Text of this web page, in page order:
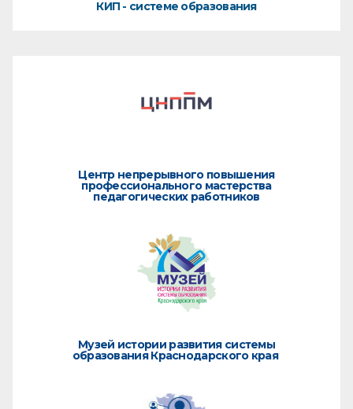
КИП - системе образования
Центр непрерывного повышения
профессионального мастерства
педагогических работников
Музей истории развития системы
образования Краснодарского края